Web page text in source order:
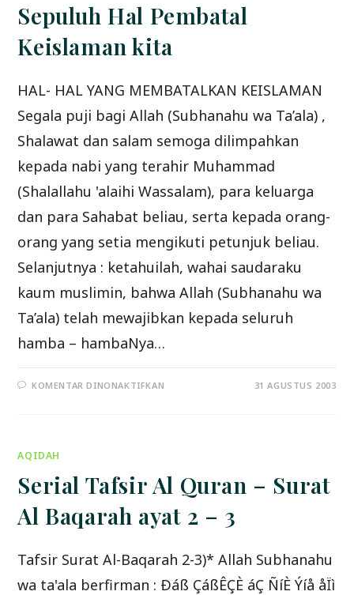
Sepuluh Hal Pembatal
Keislaman kita
HAL- HAL YANG MEMBATALKAN KEISLAMAN
Segala puji bagi Allah (Subhanahu wa Ta’ala) ,
Shalawat dan salam semoga dilimpahkan
kepada nabi yang terahir Muhammad
(Shalallahu 'alaihi Wassalam), para keluarga
dan para Sahabat beliau, serta kepada orang-
orang yang setia mengikuti petunjuk beliau.
Selanjutnya : ketahuilah, wahai saudaraku
kaum muslimin, bahwa Allah (Subhanahu wa
Ta’ala) telah mewajibkan kepada seluruh
hamba – hambaNya…
KOMENTAR DINONAKTIFKAN 31 AGUSTUS 2003
AQIDAH
Serial Tafsir Al Quran – Surat
Al Baqarah ayat 2 – 3
Tafsir Surat Al-Baqarah 2-3)* Allah Subhanahu
wa ta'ala berfirman : Ðáß ÇáßÊÇÈ áÇ ÑíÈ Ýíå åÏì